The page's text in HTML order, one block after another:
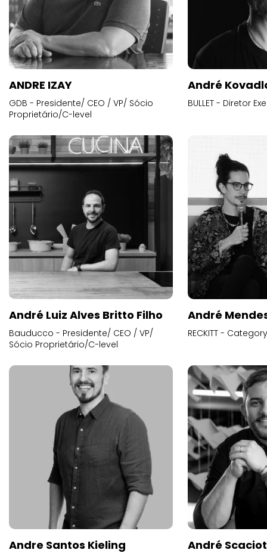
ANDRE IZAY
GDB - Presidente/ CEO / VP/ Sócio
Proprietário/C-level
André
BULLET - Diretor
André Luiz Alves Britto Filho
Bauducco - Presidente/ CEO / VP/
Sócio Proprietário/C-level
André
RECKITT -
Andre Santos Kieling André